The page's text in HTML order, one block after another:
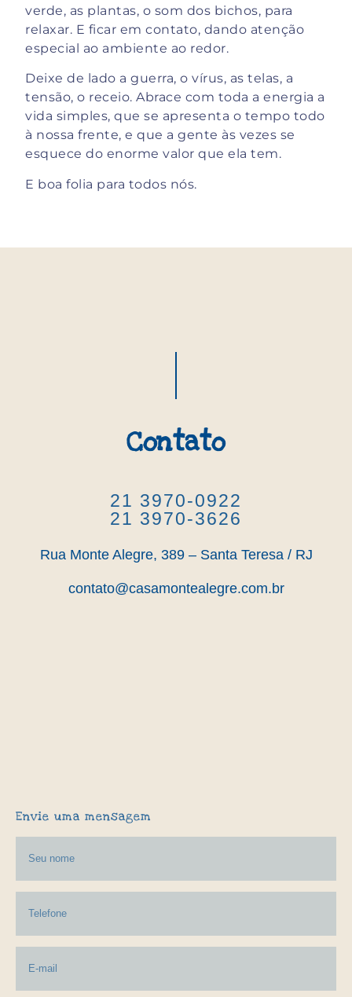
verde, as plantas, o som dos bichos, para
relaxar. E ficar em contato, dando atenção
especial ao ambiente ao redor.
Deixe de lado a guerra, o vírus, as telas, a
tensão, o receio. Abrace com toda a energia a
vida simples, que se apresenta o tempo todo
à nossa frente, e que a gente às vezes se
esquece do enorme valor que ela tem.
E boa folia para todos nós.
Contato
21 3970-0922
21 3970-3626
Rua Monte Alegre, 389 – Santa Teresa / RJ
contato@casamontealegre.com.br
Envie uma mensagem